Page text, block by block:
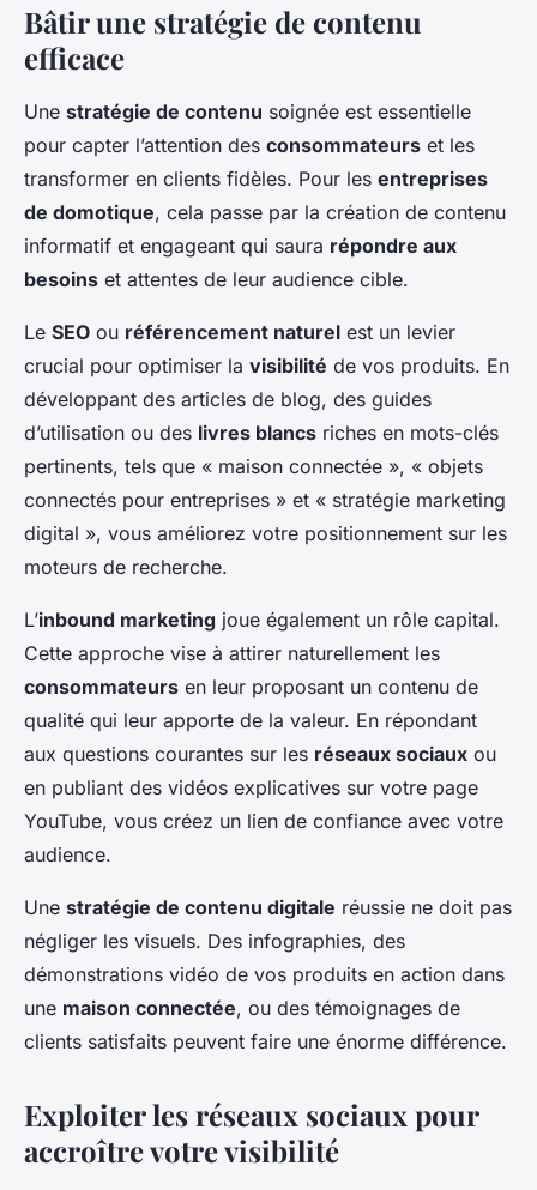
Bâtir une stratégie de contenu
efficace
Une stratégie de contenu soignée est essentielle
pour capter l’attention des consommateurs et les
transformer en clients fidèles. Pour les entreprises
de domotique, cela passe par la création de contenu
informatif et engageant qui saura répondre aux
besoins et attentes de leur audience cible.
Le SEO ou référencement naturel est un levier
crucial pour optimiser la visibilité de vos produits. En
développant des articles de blog, des guides
d’utilisation ou des livres blancs riches en mots-clés
pertinents, tels que « maison connectée », « objets
connectés pour entreprises » et « stratégie marketing
digital », vous améliorez votre positionnement sur les
moteurs de recherche.
L’inbound marketing joue également un rôle capital.
Cette approche vise à attirer naturellement les
consommateurs en leur proposant un contenu de
qualité qui leur apporte de la valeur. En répondant
aux questions courantes sur les réseaux sociaux ou
en publiant des vidéos explicatives sur votre page
YouTube, vous créez un lien de confiance avec votre
audience.
Une stratégie de contenu digitale réussie ne doit pas
négliger les visuels. Des infographies, des
démonstrations vidéo de vos produits en action dans
une maison connectée, ou des témoignages de
clients satisfaits peuvent faire une énorme différence.
Exploiter les réseaux sociaux pour
accroître votre visibilité